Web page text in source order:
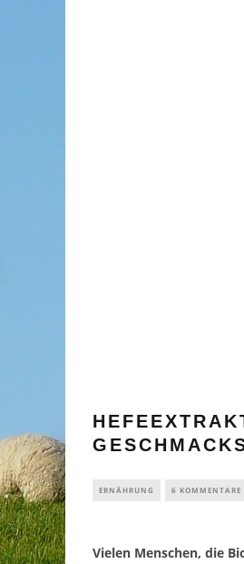
ERNÄHRUNG 6 KOMMENTARE
Vielen Menschen, die